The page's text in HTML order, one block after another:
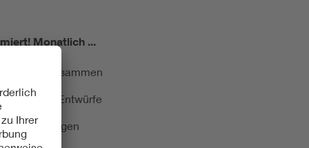
Monatlich ...
kurz zusammen
und Entwürfe